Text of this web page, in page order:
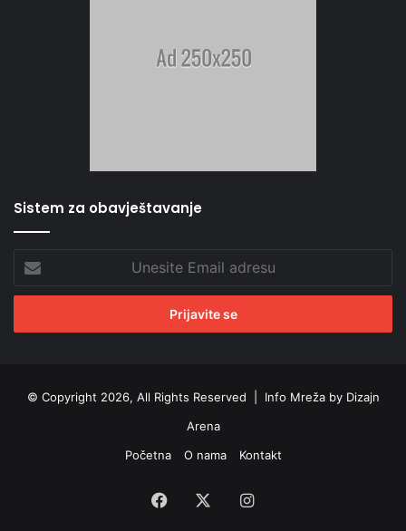
Sistem za obavještavanje
Unesite
Email
adresu
© Copyright 2026, All Rights Reserved | Info Mreža by Dizajn
Arena
Početna
O nama Kontakt
Facebook Instagram